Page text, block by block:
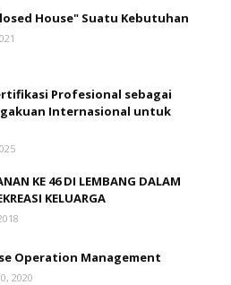
House" Suatu Kebutuhan
Profesional sebagai
Internasional untuk
KE 46 DI LEMBANG DALAM
KELUARGA
Operation Management
2020